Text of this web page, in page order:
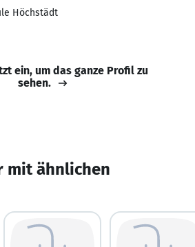
Höchstädt
ein, um das ganze Profil zu
sehen.
mit ähnlichen